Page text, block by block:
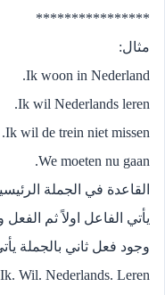
****************
مثال:
Ik woon in Nederland.
Ik wil Nederlands leren.
Ik wil de trein niet missen.
We moeten nu gaan.
القاعدة في الجملة
يأتي الفاعل اولاً ثم
وجود فعل ثاني بالجملة
Ik. Wil. Nederlands. Leren.